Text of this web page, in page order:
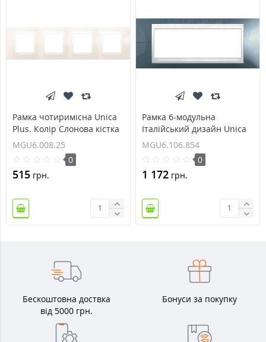
Рамка чотиримісна Unica
Plus. Колір Слонова кістка
MGU6.008.25
MGU6.008.25
0
515 грн.
Рамка 6-модульна
Італійський дизайн Unica
Plus. Колір Блакитний лід
MGU6.106.854
MGU6.106.854
0
1 172 грн.
Бескоштовна доствка
від 5000 грн.
Бонуси за покупку